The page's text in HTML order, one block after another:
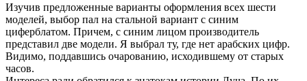
Изучив предложенные варианты оформления всех шести
моделей, выбор пал на стальной вариант с синим
циферблатом. Причем, с синим лицом производитель
представил две модели. Я выбрал ту, где нет арабских цифр.
Видимо, поддавшись очарованию, исходившему от старых
часов.